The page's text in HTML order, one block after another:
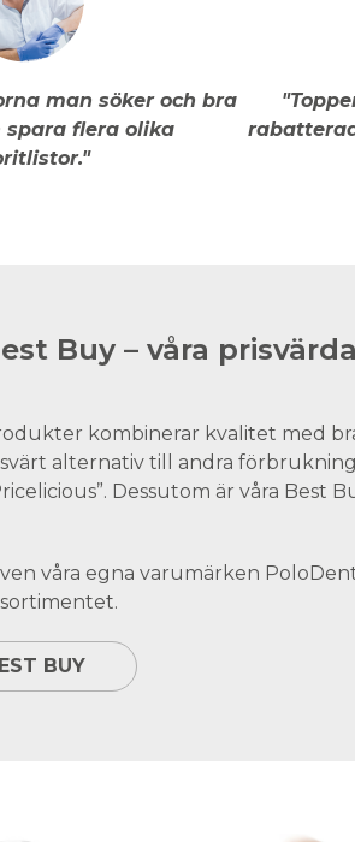
man söker och bra
flera olika
Buy – våra prisvärda
kombinerar kvalitet med
alternativ till andra
Dessutom är våra Best
våra egna varumärken
BUY